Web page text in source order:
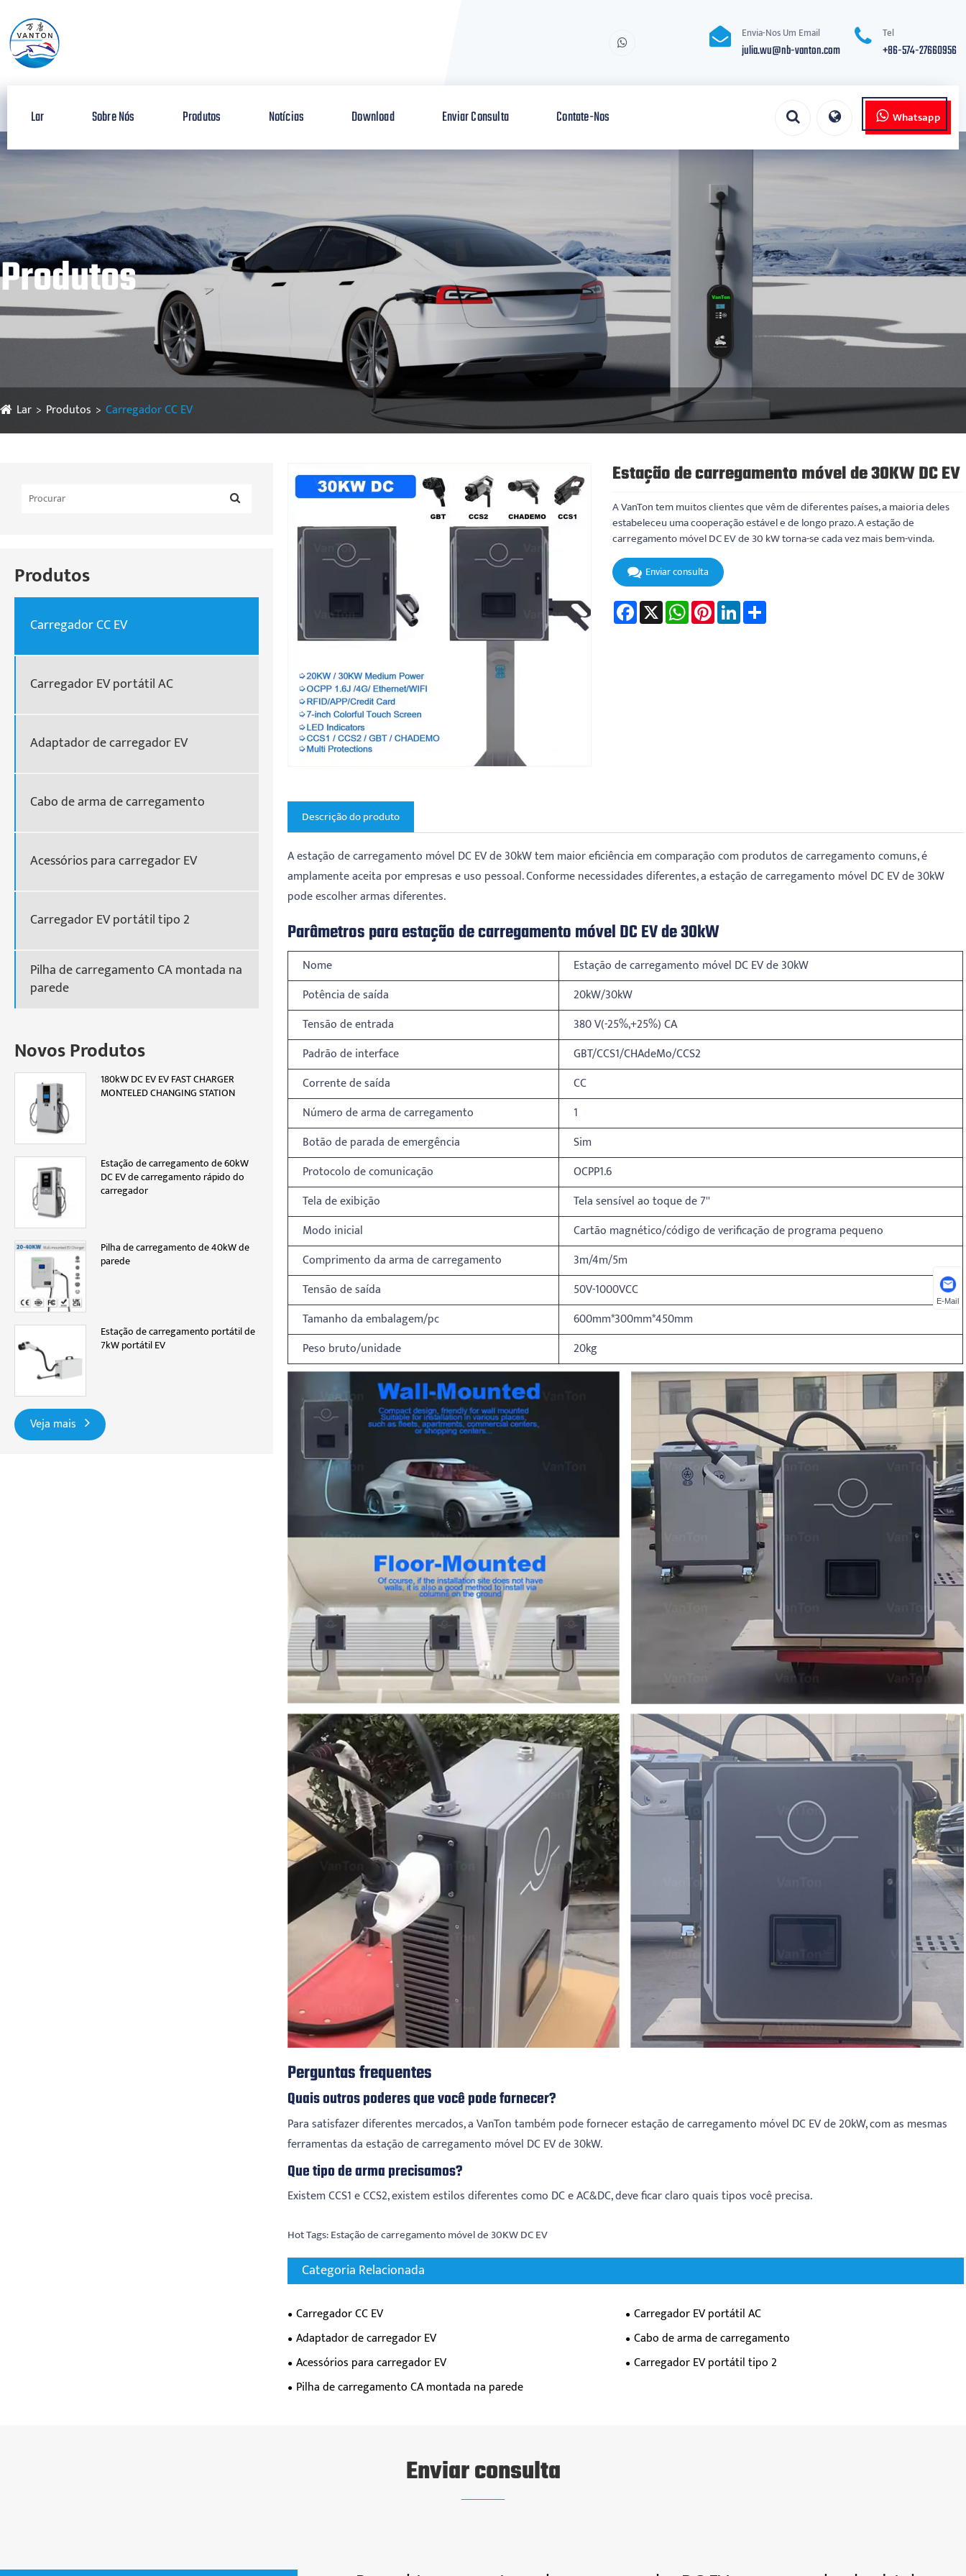
Envia-Nos Um Email
julia.wu@nb-vanton.com
Tel
+86-574-27660956
Lar Sobre Nós Produtos Notícias Download Enviar Consulta Contate-Nos Whatsapp
Produtos
Lar Produtos Carregador CC EV
Produtos
Carregador CC EV
Carregador EV portátil AC
Adaptador de carregador EV
Cabo de arma de carregamento
Acessórios para carregador EV
Carregador EV portátil tipo 2
Pilha de carregamento CA montada na
parede
Novos Produtos
180kW DC EV EV FAST CHARGER
MONTELED CHANGING STATION
Estação de carregamento de 60kW
DC EV de carregamento rápido do
carregador
Pilha de carregamento de 40kW de
parede
Estação de carregamento portátil de
7kW portátil EV
Veja mais
Estação de carregamento móvel de 30KW DC EV
A VanTon tem muitos clientes que vêm de diferentes países, a maioria deles
estabeleceu uma cooperação estável e de longo prazo. A estação de
carregamento móvel DC EV de 30 kW torna-se cada vez mais bem-vinda.
Enviar consulta
Facebook
X WhatsAppPinterestLinkedInShare
Descrição do produto
A estação de carregamento móvel DC EV de 30kW tem maior eficiência em comparação com produtos de carregamento comuns, é
amplamente aceita por empresas e uso pessoal. Conforme necessidades diferentes, a estação de carregamento móvel DC EV de 30kW
pode escolher armas diferentes.
Parâmetros para estação de carregamento móvel DC EV de 30kW
Nome
Estação de carregamento móvel DC EV de 30kW
Potência de saída
20kW/30kW
Tensão de entrada
380 V(-25%,+25%) CA
Padrão de interface
GBT/CCS1/CHAdeMo/CCS2
Corrente de saída
CC
Número de arma de carregamento
1
Botão de parada de emergência
Sim
Protocolo de comunicação
OCPP1.6
Tela de exibição
Tela sensível ao toque de 7''
Modo inicial
Cartão magnético/código de verificação de programa pequeno
Comprimento da arma de carregamento
3m/4m/5m
Tensão de saída
50V-1000VCC
Tamanho da embalagem/pc
600mm*300mm*450mm
Peso bruto/unidade
20kg
Perguntas frequentes
Quais outros poderes que você pode fornecer?
Para satisfazer diferentes mercados, a VanTon também pode fornecer estação de carregamento móvel DC EV de 20kW, com as mesmas
ferramentas da estação de carregamento móvel DC EV de 30kW.
Que tipo de arma precisamos?
Existem CCS1 e CCS2, existem estilos diferentes como DC e AC&DC, deve ficar claro quais tipos você precisa.
Hot Tags: Estação de carregamento móvel de 30KW DC EV
Categoria Relacionada
Carregador CC EV
Carregador EV portátil AC
Adaptador de carregador EV
Cabo de arma de carregamento
Acessórios para carregador EV
Carregador EV portátil tipo 2
Pilha de carregamento CA montada na parede
Enviar consulta
E-Mail